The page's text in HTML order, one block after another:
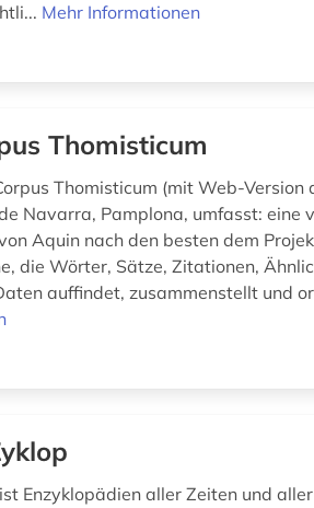
Mehr Informationen
Thomisticum
Thomisticum (mit Web-Version
Navarra, Pamplona, umfasst: eine
Aquin nach den besten dem
die Wörter, Sätze, Zitationen,
auffindet, zusammenstellt und
Enzyklopädien aller Zeiten und